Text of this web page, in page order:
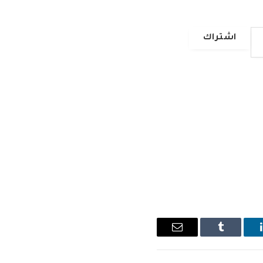
اشتراك
Tumblr
البريد